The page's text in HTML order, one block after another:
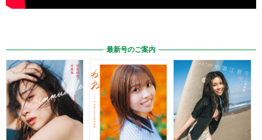
最新号のご案内